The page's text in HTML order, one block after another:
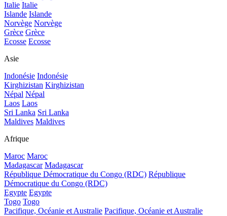
Italie Italie
Islande Islande
Norvège Norvège
Grèce Grèce
Ecosse Ecosse
Asie
Indonésie Indonésie
Kirghizistan Kirghizistan
Népal Népal
Laos Laos
Sri Lanka Sri Lanka
Maldives Maldives
Afrique
Maroc Maroc
Madagascar Madagascar
République Démocratique du Congo (RDC) République
Démocratique du Congo (RDC)
Egypte Egypte
Togo Togo
Pacifique, Océanie et Australie Pacifique, Océanie et Australie